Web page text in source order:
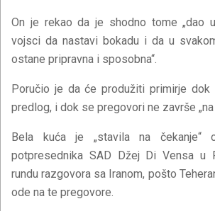
On je rekao da je shodno tome „dao
vojsci da nastavi bokadu i da u
ostane pripravna i sposobna“.
Poručio je da će produžiti primirje dok
predlog, i dok se pregovori ne završe „na
Bela kuća je „stavila na čekanje“
potpresednika SAD Džej Di Vensa u
rundu razgovora sa Iranom, pošto
ode na te pregovore.